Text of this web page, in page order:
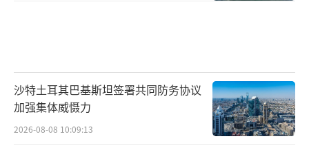
沙特土耳其巴基斯坦签署共同防务协议
加强集体威慑力
2026-08-08 10:09:13